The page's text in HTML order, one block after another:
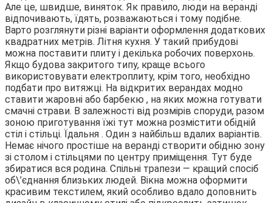
Але це, швидше, виняток. Як правило, люди на веранді
відпочивають, їдять, розважаються і тому подібне.
Варто розглянути різні варіанти оформлення додаткових
квадратних метрів. Літня кухня. У такий прибудові
можна поставити плиту і декілька робочих поверхонь.
Якщо будова закритого типу, краще всього
використовувати електроплиту, крім того, необхідно
подбати про витяжці. На відкритих верандах модно
ставити жаровні або барбекю , на яких можна готувати
смачні страви. В залежності від розмірів споруди, разом
зоною приготування їжі тут можна розмістити обідній
стіл і стільці. Їдальня . Один з найбільш вдалих варіантів.
Немає нічого простіше на веранді створити обідню зону
зі столом і стільцями по центру приміщення. Тут буде
збиратися вся родина. Спільні трапези — кращий спосіб
об\’єднання близьких людей. Вікна можна оформити
красивим текстилем, який особливо вдало доповнить